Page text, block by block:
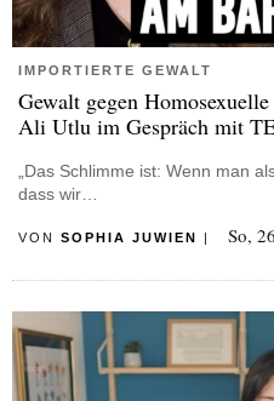
IMPORTIERTE GEWALT
Gewalt gegen
Ali Utlu im Gespräch mit
„Das Schlimme ist: Wenn man
dass wir…
VON SOPHIA JUWIEN | So,